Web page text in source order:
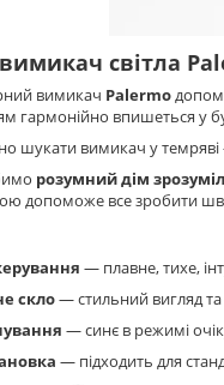
світла
вимикач Palermo
гармонійно впишеться у
шукати вимикач у темряві
розумний дім
допоможе все зробити
— плавне, тихе,
скло— стильний вигляд та
— синє в режимі
— підходить для